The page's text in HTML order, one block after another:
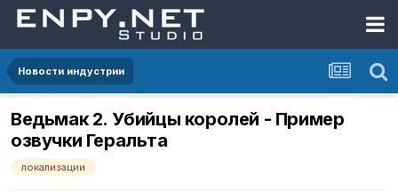
Новости индустрии
Ведьмак 2. Убийцы королей - Пример
озвучки Геральта
локализации